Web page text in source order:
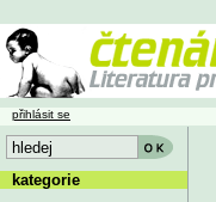
přihlásit se
kategorie